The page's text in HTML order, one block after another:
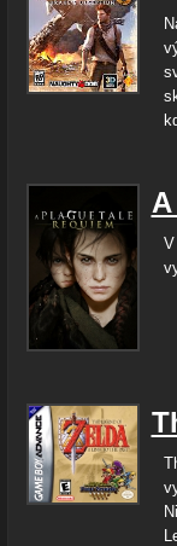
V